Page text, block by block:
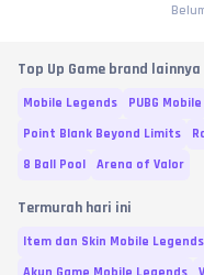
Top Up Game brand lainnya
Mobile Legends PUBG Mobile
Point Blank Beyond Limits
8 Ball Pool
Arena of Valor
Termurah hari ini
Item dan Skin Mobile Legends